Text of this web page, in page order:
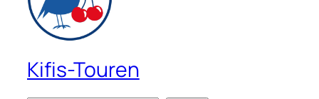
Kifis-Touren